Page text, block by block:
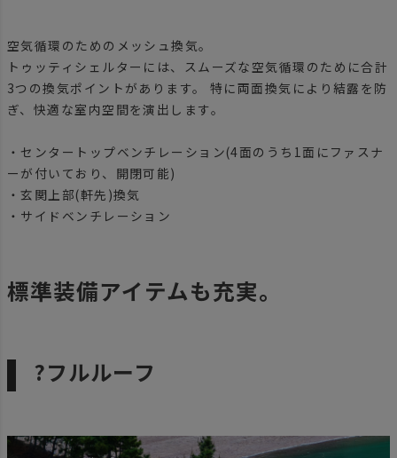
空気循環のためのメッシュ換気。
トゥッティシェルターには、スムーズな空気循環のために合計
3つの換気ポイントがあります。 特に両面換気により結露を防
ぎ、快適な室内空間を演出します。
・センタートップベンチレーション(4面のうち1面にファスナ
ーが付いており、開閉可能)
・玄関上部(軒先)換気
・サイドベンチレーション
標準装備アイテムも充実。
?フルルーフ